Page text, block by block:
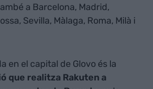
a Barcelona, Madrid,
Sevilla, Màlaga, Roma, Milà i
en el capital de Glovo és la
que realitza Rakuten a